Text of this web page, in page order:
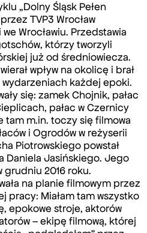
„Dolny Śląsk Pełen
TVP3 Wrocław
Wrocławiu. Przedstawia
którzy tworzyli
już od średniowiecza.
wpływ na okolicę i brał
wydarzeniach każdej epoki.
się: zamek Chojnik, pałac
pałac w Czernicy
tam m.in. toczy się filmowa
i Ogrodów w reżyserii
Piotrowskiego powstał
Daniela Jasińskiego. Jego
grudniu 2016 roku.
na planie filmowym przez
pracy: Miałam tam wszystko
epokowe stroje, aktorów
– ekipę filmową, której